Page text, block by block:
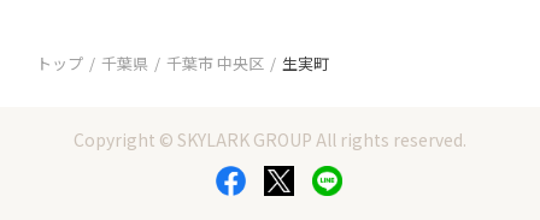
トップ 千葉県 千葉市 中央区 生実町
Copyright © SKYLARK GROUP All rights reserved.